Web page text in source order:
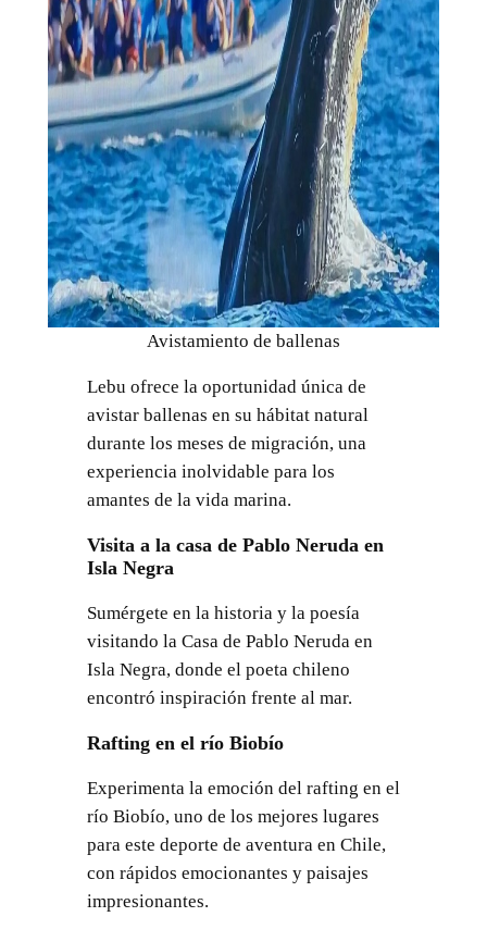
Avistamiento de ballenas
Lebu ofrece la oportunidad única de
avistar ballenas en su hábitat natural
durante los meses de migración, una
experiencia inolvidable para los
amantes de la vida marina.
Visita a la casa de Pablo Neruda en
Isla Negra
Sumérgete en la historia y la poesía
visitando la Casa de Pablo Neruda en
Isla Negra, donde el poeta chileno
encontró inspiración frente al mar.
Rafting en el río Biobío
Experimenta la emoción del rafting en el
río Biobío, uno de los mejores lugares
para este deporte de aventura en Chile,
con rápidos emocionantes y paisajes
impresionantes.